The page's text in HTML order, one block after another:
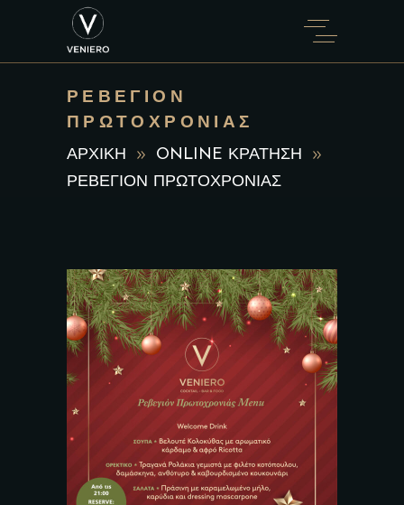
ΡΕΒΕΓΙΟΝ
ΠΡΩΤΟΧΡΟΝΙΑΣ
ΑΡΧΙΚΗ
ONLINE ΚΡΑΤΗΣΗ
ΡΕΒΕΓΙΟΝ ΠΡΩΤΟΧΡΟΝΙΑΣ